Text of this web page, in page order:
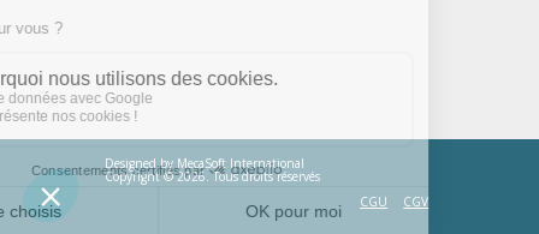
Designed by MecaSoft International
Copyright © 2026. Tous droits réservés
CGU
CGV